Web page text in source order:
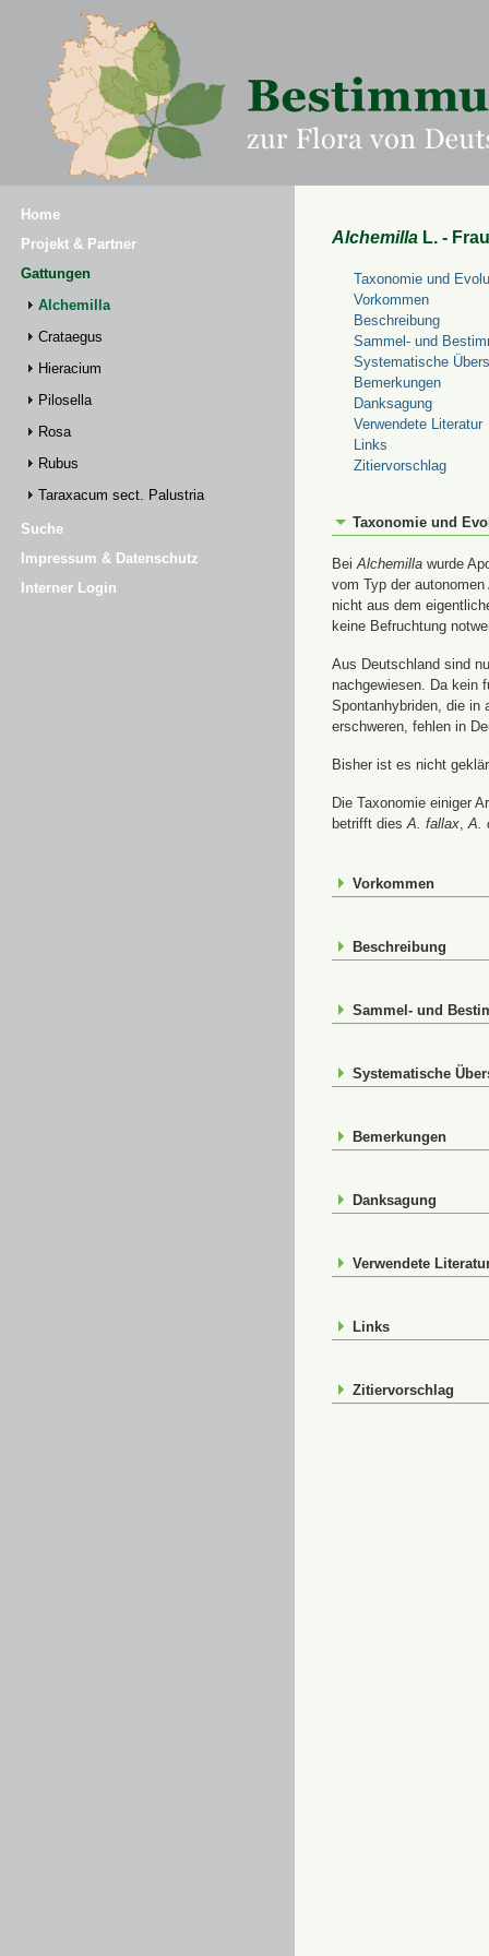
Home
Projekt & Partner
Gattungen
Alchemilla
Crataegus
Hieracium
Pilosella
Rosa
Rubus
Taraxacum sect. Palustria
Suche
Impressum & Datenschutz
Interner Login
Alchemilla L. -
Taxonomie und
Vorkommen
Beschreibung
Sammel- und
Systematische
Bemerkungen
Danksagung
Verwendete Literatur
Links
Zitiervorschlag
Taxonomie und
BeiAlchemilla wurde
vom Typ der
nicht aus dem
keine Befruchtung
Aus Deutschland sind
nachgewiesen. Da kein
Spontanhybriden, die in
erschweren, fehlen in
Bisher ist es nicht
Die Taxonomie einiger
betrifft diesA. fallax,A.
Vorkommen
Beschreibung
Sammel- und
Systematische
Bemerkungen
Danksagung
Verwendete
Links
Zitiervorschlag